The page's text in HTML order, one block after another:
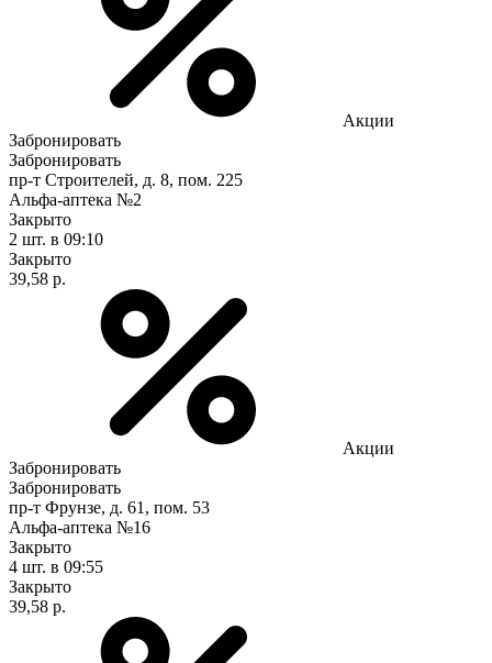
Акции
Забронировать
Забронировать
пр-т Строителей, д. 8, пом. 225
Альфа-аптека №2
Закрыто
2 шт. в 09:10
Закрыто
39,58 р.
Акции
Забронировать
Забронировать
пр-т Фрунзе, д. 61, пом. 53
Альфа-аптека №16
Закрыто
4 шт. в 09:55
Закрыто
39,58 р.